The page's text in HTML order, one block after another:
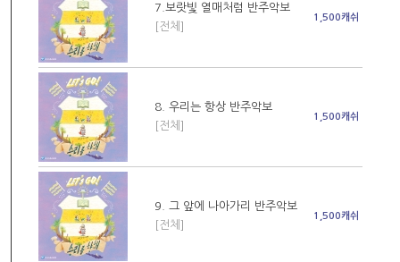
7.보랏빛 열매처럼 반주악보
[전체]
1,500캐쉬
8. 우리는 항상 반주악보
[전체]
1,500캐쉬
9. 그 앞에 나아가리 반주악보
[전체]
1,500캐쉬